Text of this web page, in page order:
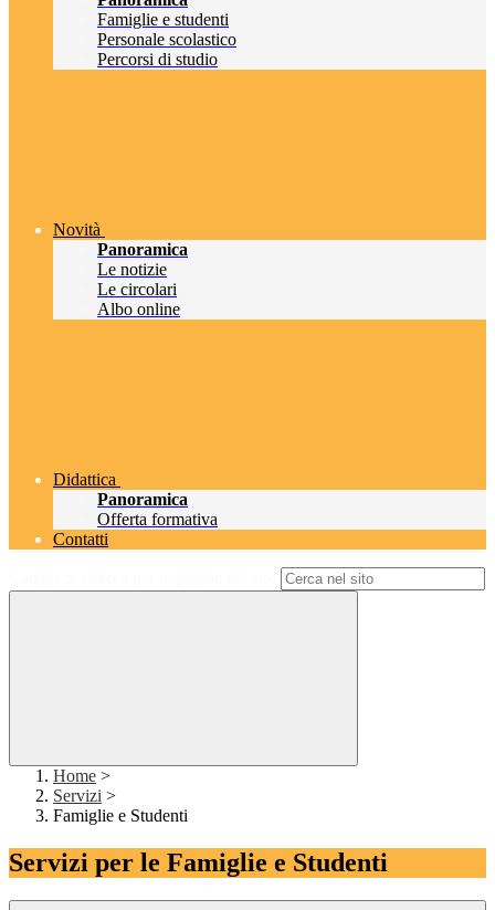
Famiglie e studenti
Personale scolastico
Percorsi di studio
Novità
Panoramica
Le notizie
Le circolari
Albo online
Didattica
Panoramica
Offerta formativa
Contatti
Home >
Servizi >
Famiglie e Studenti
Servizi per le Famiglie e Studenti